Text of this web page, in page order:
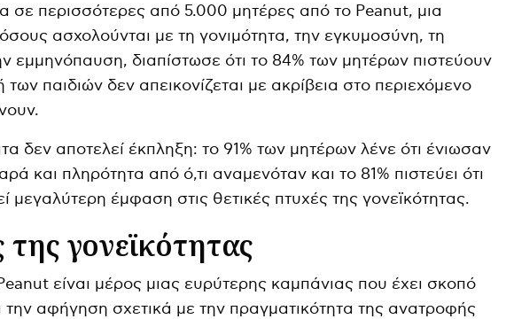
σε περισσότερες από 5.000 μητέρες από το Peanut, μια
ασχολούνται με τη γονιμότητα, την εγκυμοσύνη, τη
εμμηνόπαυση, διαπίστωσε ότι το 84% των μητέρων πιστεύουν
παιδιών δεν απεικονίζεται με ακρίβεια στο περιεχόμενο
δεν αποτελεί έκπληξη: το 91% των μητέρων λένε ότι ένιωσαν
και πληρότητα από ό,τι αναμενόταν και το 81% πιστεύει ότι
μεγαλύτερη έμφαση στις θετικές πτυχές της γονεϊκότητας.
της γονεϊκότητας
είναι μέρος μιας ευρύτερης καμπάνιας που έχει σκοπό
την αφήγηση σχετικά με την πραγματικότητα της ανατροφής